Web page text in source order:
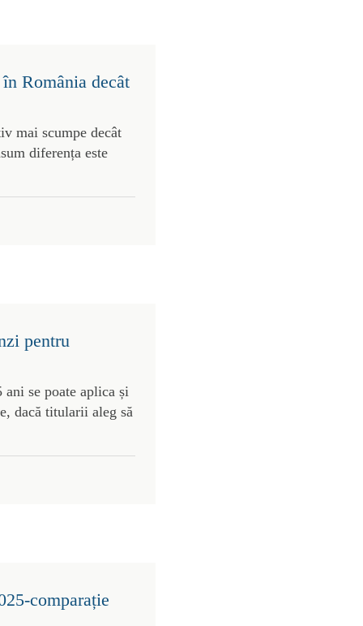
România decât
mai scumpe decât
diferența este
pentru
se poate aplica și
dacă titularii aleg să
comparație